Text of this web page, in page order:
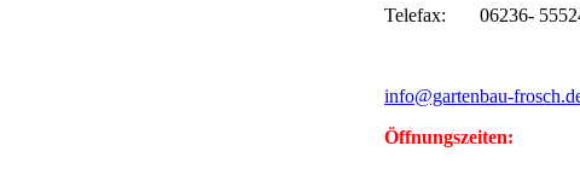
Telefax:
06236-
info@gartenbau-
Öffnungszeiten: